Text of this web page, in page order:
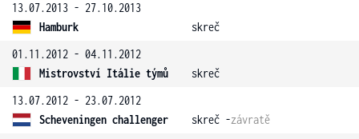
13.07.2013 - 27.10.2013
Hamburk
skreč
01.11.2012 - 04.11.2012
Mistrovství Itálie týmů
skreč
13.07.2012 - 23.07.2012
Scheveningen challenger
skreč -závratě